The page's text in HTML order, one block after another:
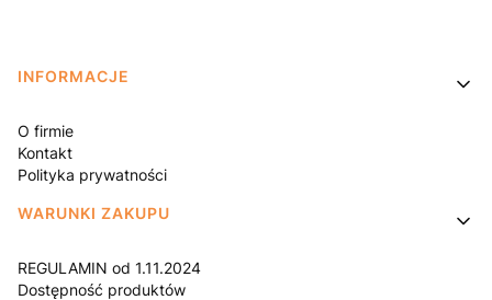
Linki w stopce
INFORMACJE
O firmie
Kontakt
Polityka prywatności
WARUNKI ZAKUPU
REGULAMIN od 1.11.2024
Dostępność produktów